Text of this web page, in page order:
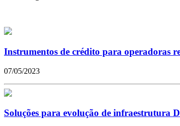
Instrumentos de crédito para operadoras
07/05/2023
Soluções para evolução de infraestrutura